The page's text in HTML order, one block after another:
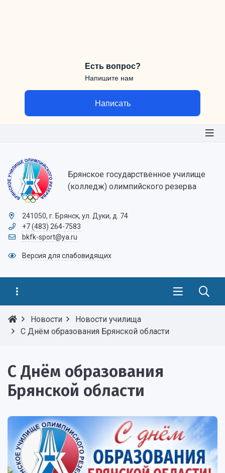
Есть вопрос?
Напишите нам
Написать
Брянское государственное училище
(колледж) олимпийского резерва
241050, г. Брянск, ул. Дуки, д. 74
+7 (483) 264-7583
bkfk-sport@ya.ru
Версия для слабовидящих
Новости
Новости училища
С Днём образования Брянской области
С Днём образования
Брянской области